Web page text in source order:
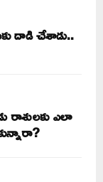
దాడి చేశాడు..
రాశులకు ఎలా